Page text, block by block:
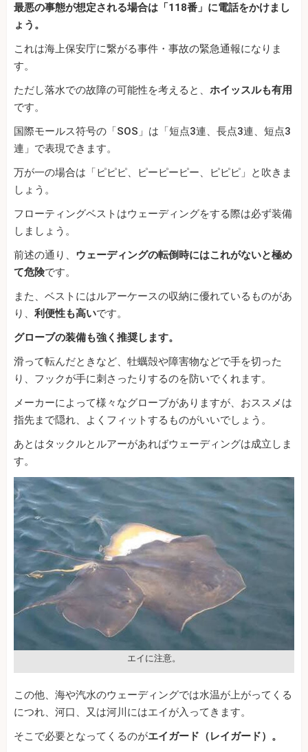
最悪の事態が想定される場合は「118番」に電話をかけまし
ょう。
これは海上保安庁に繋がる事件・事故の緊急通報になりま
す。
ただし落水での故障の可能性を考えると、 ホイッスルも有用
です。
国際モールス符号の「SOS」は「短点3連、長点3連、短点3
連」で表現できます。
万が一の場合は「ピピピ、ピーピーピー、ピピピ」と吹きま
しょう。
フローティングベストはウェーディングをする際は必ず装備
しましょう。
前述の通り、 ウェーディングの転倒時にはこれがないと極め
て危険です。
また、ベストにはルアーケースの収納に優れているものがあ
り、 利便性も高いです。
グローブの装備も強く推奨します。
滑って転んだときなど、牡蠣殻や障害物などで手を切った
り、フックが手に刺さったりするのを防いでくれます。
メーカーによって様々なグローブがありますが、おススメは
指先まで隠れ、よくフィットするものがいいでしょう。
あとはタックルとルアーがあればウェーディングは成立しま
す。
エイに注意。
この他、海や汽水のウェーディングでは水温が上がってくる
につれ、河口、又は河川にはエイが入ってきます。
そこで必要となってくるのがエイガード（レイガード）。